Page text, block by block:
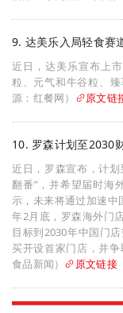
9. 达美乐入局轻食赛
近日，达美乐宣布上
粒、元气和牛谷粒、
源：红餐网）
原文链
10. 罗森计划至2030
近日，罗森宣布，计
翻番”，并希望届时海
示，未来将通过加速中
年2月底，罗森海外门
目标到2030年中国门
买开设首家门店，并
食品新闻）
原文链接